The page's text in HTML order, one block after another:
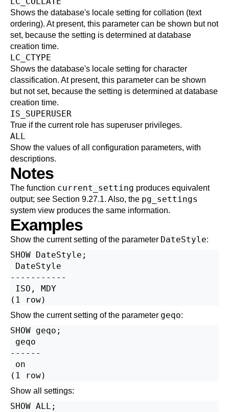
Shows the database's locale setting for collation (text
ordering). At present, this parameter can be shown but not
set, because the setting is determined at database
creation time.
LC_CTYPE
Shows the database's locale setting for character
classification. At present, this parameter can be shown
but not set, because the setting is determined at database
creation time.
IS_SUPERUSER
True if the current role has superuser privileges.
ALL
Show the values of all configuration parameters, with
descriptions.
Notes
The function current_setting produces equivalent
output; see Section 9.27.1. Also, the pg_settings
system view produces the same information.
Examples
Show the current setting of the parameter DateStyle:
SHOW DateStyle;
DateStyle
-----------
ISO, MDY
Show the current setting of the parameter geqo:
SHOW geqo;
geqo
------
on
Show all settings:
SHOW ALL;